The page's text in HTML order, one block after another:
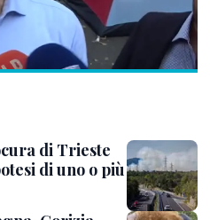
di Trieste
di uno o più